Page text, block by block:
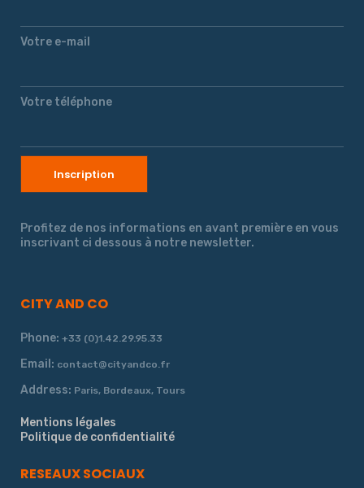
Votre e-mail
Votre téléphone
Profitez de nos informations en avant première en vous
inscrivant ci dessous à notre newsletter.
CITY AND CO
Phone: +33 (0)1.42.29.95.33
Email: contact@cityandco.fr
Address: Paris, Bordeaux, Tours
Mentions légales
Politique de confidentialité
RESEAUX SOCIAUX